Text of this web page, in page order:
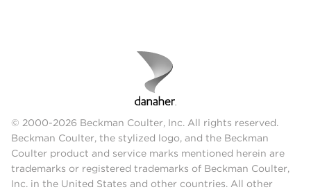
© 2000-2026 Beckman Coulter, Inc. All rights reserved.
Beckman Coulter, the stylized logo, and the Beckman
Coulter product and service marks mentioned herein are
trademarks or registered trademarks of Beckman Coulter,
Inc. in the United States and other countries. All other